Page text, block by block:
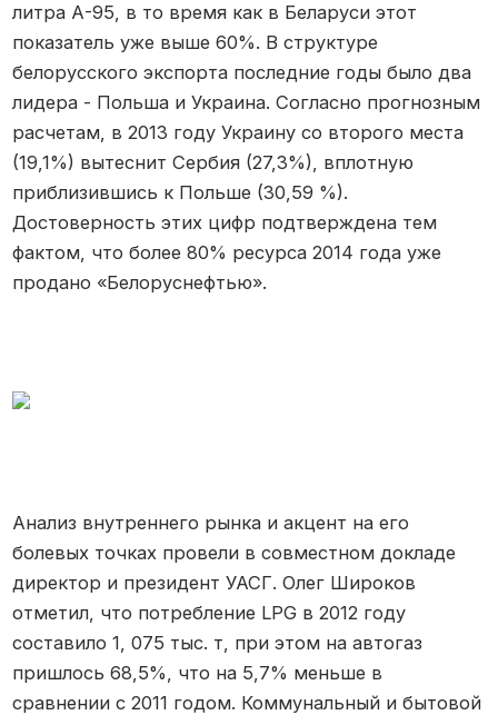
литра А-95, в то время как в Беларуси этот
показатель уже выше 60%. В структуре
белорусского экспорта последние годы было два
лидера - Польша и Украина. Согласно прогнозным
расчетам, в 2013 году Украину со второго места
(19,1%) вытеснит Сербия (27,3%), вплотную
приблизившись к Польше (30,59 %).
Достоверность этих цифр подтверждена тем
фактом, что более 80% ресурса 2014 года уже
продано «Белоруснефтью».
Анализ внутреннего рынка и акцент на его
болевых точках провели в совместном докладе
директор и президент УАСГ. Олег Широков
отметил, что потребление LPG в 2012 году
составило 1, 075 тыс. т, при этом на автогаз
пришлось 68,5%, что на 5,7% меньше в
сравнении с 2011 годом. Коммунальный и бытовой